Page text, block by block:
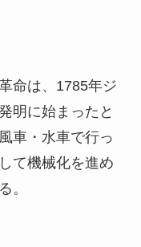
命は、1785年ジ
明に始まったと
車・水車で行っ
て機械化を進め
。